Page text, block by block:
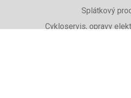
Splátkový
Cykloservis, opravy